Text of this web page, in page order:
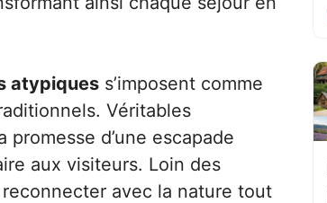
atypiques s’imposent comme
Véritables
d’une escapade
aux visiteurs. Loin des
avec la nature tout